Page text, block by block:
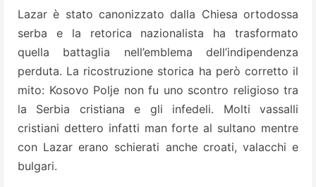
Lazar è stato canonizzato dalla Chiesa ortodossa
serba e la retorica nazionalista ha trasformato
quella battaglia nell’emblema dell’indipendenza
perduta. La ricostruzione storica ha però corretto il
mito: Kosovo Polje non fu uno scontro religioso tra
la Serbia cristiana e gli infedeli. Molti vassalli
cristiani dettero infatti man forte al sultano mentre
con Lazar erano schierati anche croati, valacchi e
bulgari.